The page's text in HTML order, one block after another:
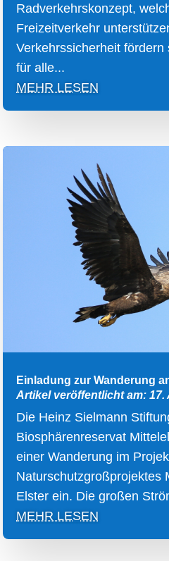
Radverkehrskonzept,
Freizeitverkehr
Verkehrssicherheit
für alle...
MEHR LESEN
Einladung zur Wanderung
Artikel veröffentlicht am: 17.
Die Heinz Sielmann
Biosphärenreservat
einer Wanderung im
Naturschutzgroßprojektes
Elster ein. Die großen
MEHR LESEN